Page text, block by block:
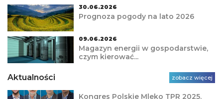
30.06.2026
Prognoza pogody na lato 2026
09.06.2026
Magazyn energii w gospodarstwie,
czym kierować...
Aktualności zobacz więcej
Kongres Polskie Mleko TPR 2025.